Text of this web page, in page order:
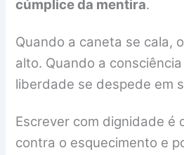
cúmplice da mentira.
Quando a caneta se cala,
alto. Quando a
liberdade se despede em
Escrever com dignidade é
contra o esquecimento e